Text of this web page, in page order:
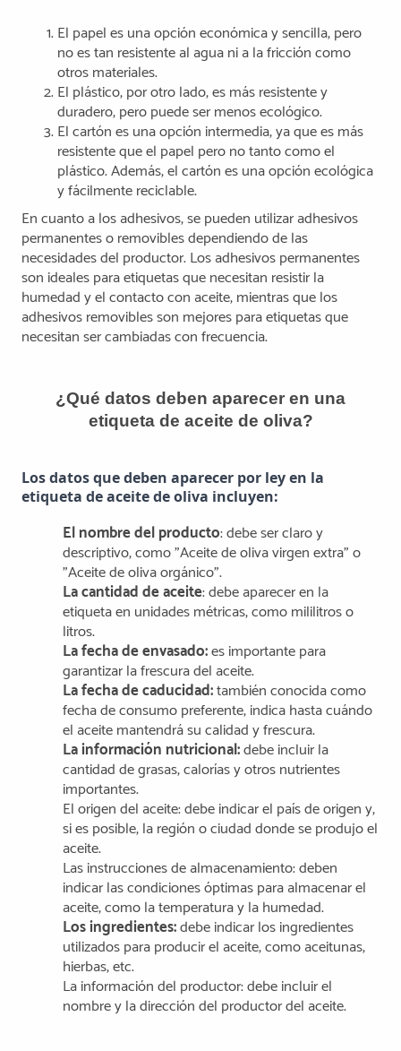
El papel es una opción económica y sencilla, pero
no es tan resistente al agua ni a la fricción como
otros materiales.
El plástico, por otro lado, es más resistente y
duradero, pero puede ser menos ecológico.
El cartón es una opción intermedia, ya que es más
resistente que el papel pero no tanto como el
plástico. Además, el cartón es una opción ecológica
y fácilmente reciclable.
En cuanto a los adhesivos, se pueden utilizar adhesivos
permanentes o removibles dependiendo de las
necesidades del productor. Los adhesivos permanentes
son ideales para etiquetas que necesitan resistir la
humedad y el contacto con aceite, mientras que los
adhesivos removibles son mejores para etiquetas que
necesitan ser cambiadas con frecuencia.
¿Qué datos deben aparecer en una
etiqueta de aceite de oliva?
Los datos que deben aparecer por ley en la
etiqueta de aceite de oliva incluyen:
El nombre del producto: debe ser claro y
descriptivo, como "Aceite de oliva virgen extra" o
"Aceite de oliva orgánico".
La cantidad de aceite: debe aparecer en la
etiqueta en unidades métricas, como mililitros o
litros.
La fecha de envasado:es importante para
garantizar la frescura del aceite.
La fecha de caducidad:también conocida como
fecha de consumo preferente, indica hasta cuándo
el aceite mantendrá su calidad y frescura.
La información nutricional:debe incluir la
cantidad de grasas, calorías y otros nutrientes
importantes.
El origen del aceite: debe indicar el país de origen y,
si es posible, la región o ciudad donde se produjo el
aceite.
Las instrucciones de almacenamiento: deben
indicar las condiciones óptimas para almacenar el
aceite, como la temperatura y la humedad.
Los ingredientes:debe indicar los ingredientes
utilizados para producir el aceite, como aceitunas,
hierbas, etc.
La información del productor: debe incluir el
nombre y la dirección del productor del aceite.